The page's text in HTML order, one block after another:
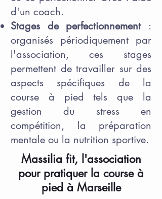
d'un coach.
Stages de perfectionnement :
organisés périodiquement par
l'association, ces stages
permettent de travailler sur des
aspects spécifiques de la
course à pied tels que la
gestion du stress en
compétition, la préparation
mentale ou la nutrition sportive.
Massilia fit, l'association
pour pratiquer la course à
pied à Marseille